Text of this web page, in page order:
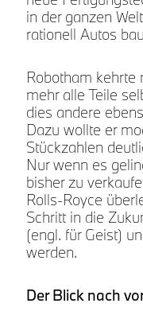
in der ganzen
rationell Autos
Robotham kehrte
mehr alle Teile
dies andere
Dazu wollte er
Stückzahlen
Nur wenn es
bisher zu
Rolls-Royce
Schritt in die
(engl. für Geist)
werden.
Der Blick nach